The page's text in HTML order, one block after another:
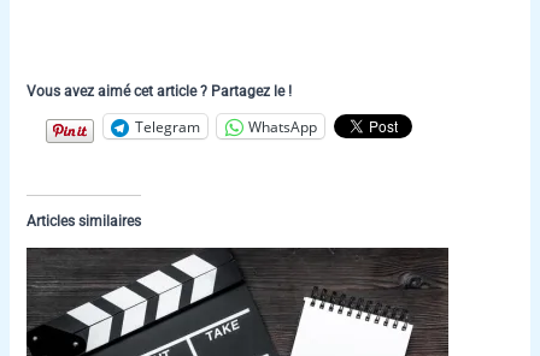
Vous avez aimé cet article ? Partagez le !
Telegram WhatsApp
Articles similaires